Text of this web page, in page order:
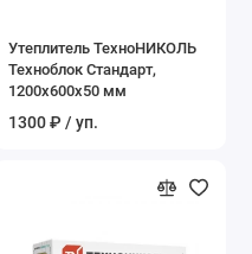
Утеплитель ТехноНИКОЛЬ
Техноблок Стандарт,
1200х600х50 мм
1300 ₽ / уп.